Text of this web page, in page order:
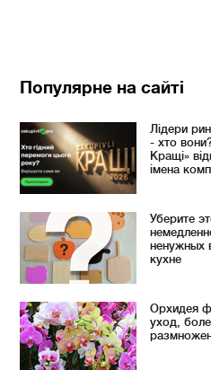
Популярне на сайті
Лідери
- хто
Кращі»
імена
Уберите
ненужных
кухне
Орхидея
уход,